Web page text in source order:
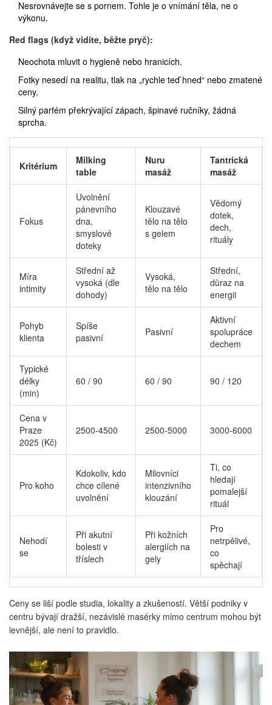
Nesrovnávejte se s pornem. Tohle je o vnímání těla, ne o
výkonu.
Red flags (když vidíte, běžte pryč):
Neochota mluvit o hygieně nebo hranicích.
Fotky nesedí na realitu, tlak na „rychle teď hned“ nebo zmatené
ceny.
Silný parfém překrývající zápach, špinavé ručníky, žádná
sprcha.
Kritérium
Milking
table
Nuru
masáž
Tantrická
masáž
Fokus
Uvolnění
pánevního
dna,
smyslové
doteky
Klouzavé
tělo na tělo
s gelem
Vědomý
dotek,
dech,
rituály
Míra
intimity
Střední až
vysoká (dle
dohody)
Vysoká,
tělo na tělo
Střední,
důraz na
energii
Pohyb
klienta
Spíše
pasivní
Pasivní
Aktivní
spolupráce
dechem
Typické
délky
(min)
60 / 90 60 / 90 90 / 120
Cena v
Praze
2025 (Kč)
2500-4500 2500-5000 3000-6000
Pro koho
Kdokoliv, kdo
chce cílené
uvolnění
Milovníci
intenzivního
klouzání
Ti, co
hledají
pomalejší
rituál
Nehodí
se
Při akutní
bolesti v
tříslech
Při kožních
alergiích na
gely
Pro
netrpělivé,
co
spěchají
Ceny se liší podle studia, lokality a zkušeností. Větší podniky v
centru bývají dražší, nezávislé masérky mimo centrum mohou být
levnější, ale není to pravidlo.